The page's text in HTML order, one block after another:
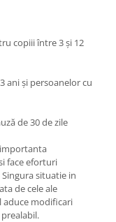
copiii între 3 și 12
ani și persoanelor cu
de 30 de zile
importanta
face eforturi
situatie in
de cele ale
aduce modificari